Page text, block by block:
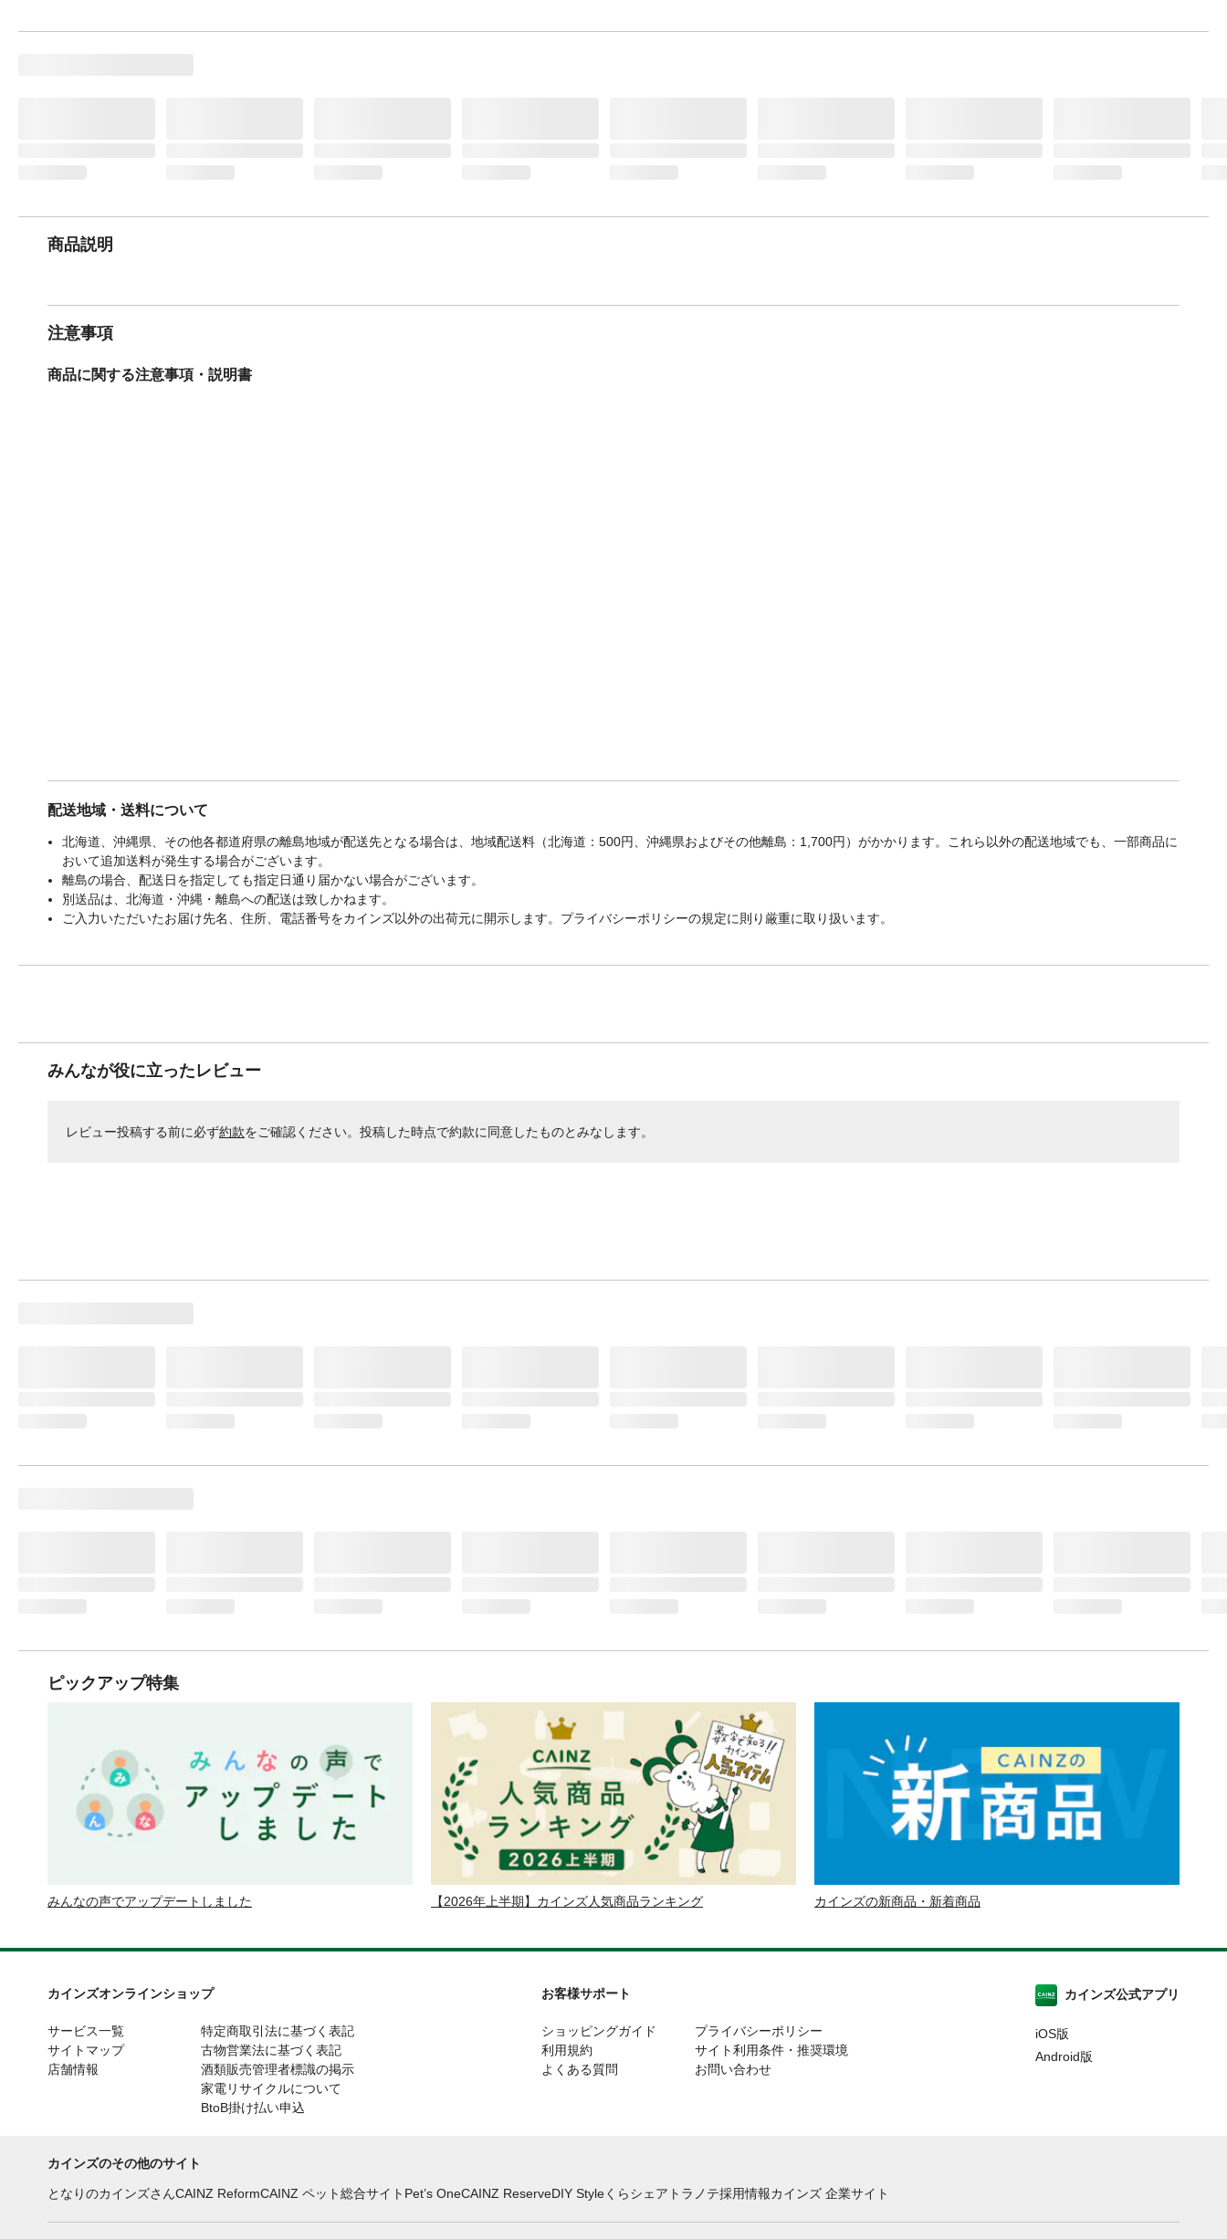
商品説明
注意事項
商品に関する注意事項・説明書
配送地域・送料について
北海道、沖縄県、その他各都道府県の離島地域が配送先となる場合は、地域配送料（北海道：500円、沖縄県およびその他離島：1,700円）がかかります。これら以外の配送地域でも、一部商品に
おいて追加送料が発生する場合がございます。
離島の場合、配送日を指定しても指定日通り届かない場合がございます。
別送品は、北海道・沖縄・離島への配送は致しかねます。
ご入力いただいたお届け先名、住所、電話番号をカインズ以外の出荷元に開示します。プライバシーポリシーの規定に則り厳重に取り扱います。
みんなが役に立ったレビュー
レビュー投稿する前に必ず約款をご確認ください。投稿した時点で約款に同意したものとみなします。
ピックアップ特集
みんなの声でアップデートしました 【2026年上半期】カインズ人気商品ランキング カインズの新商品・新着商品
カインズオンラインショップ
サービス一覧
サイトマップ
店舗情報
特定商取引法に基づく表記
古物営業法に基づく表記
酒類販売管理者標識の掲示
家電リサイクルについて
BtoB掛け払い申込
お客様サポート
ショッピングガイド
利用規約
よくある質問
プライバシーポリシー
サイト利用条件・推奨環境
お問い合わせ
カインズ公式アプリ
iOS版
Android版
カインズのその他のサイト
となりのカインズさんCAINZ ReformCAINZ ペット総合サイト Pet’s OneCAINZ ReserveDIY Styleくらシェア トラノテ採用情報カインズ 企業サイト